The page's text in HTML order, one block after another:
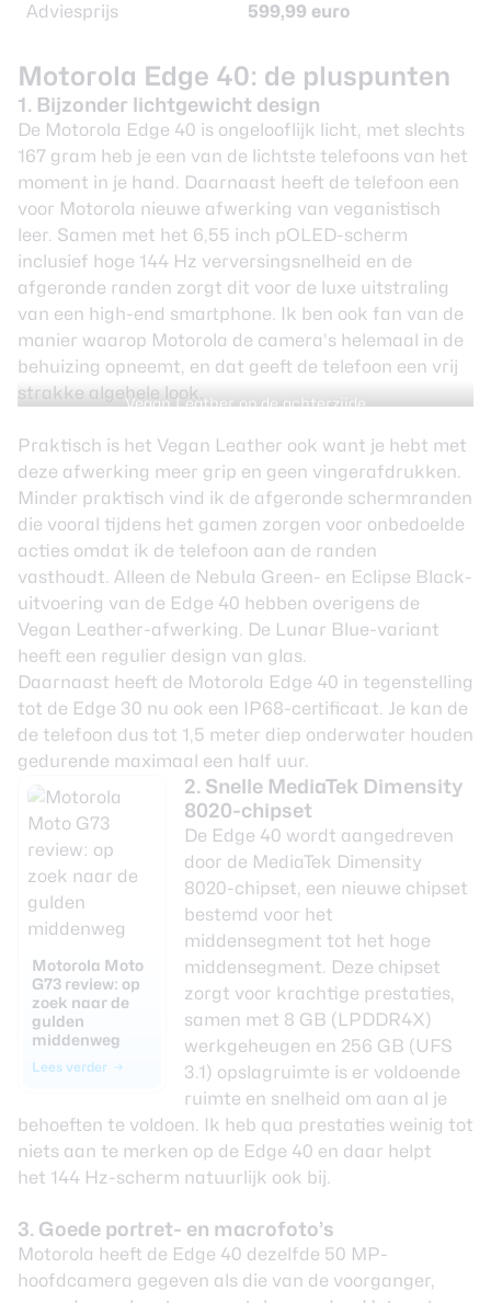
Adviesprijs 599,99 euro
Motorola Edge 40: de pluspunten
1. Bijzonder lichtgewicht design
De Motorola Edge 40 is ongelooflijk licht, met slechts
167 gram heb je een van de lichtste telefoons van het
moment in je hand. Daarnaast heeft de telefoon een
voor Motorola nieuwe afwerking van veganistisch
leer. Samen met het 6,55 inch pOLED-scherm
inclusief hoge 144 Hz verversingsnelheid en de
afgeronde randen zorgt dit voor de luxe uitstraling
van een high-end smartphone. Ik ben ook fan van de
manier waarop Motorola de camera’s helemaal in de
behuizing opneemt, en dat geeft de telefoon een vrij
strakke algehele look.Vegan Leather op de achterzijde
Praktisch is het Vegan Leather ook want je hebt met
deze afwerking meer grip en geen vingerafdrukken.
Minder praktisch vind ik de afgeronde schermranden
die vooral tijdens het gamen zorgen voor onbedoelde
acties omdat ik de telefoon aan de randen
vasthoudt. Alleen de Nebula Green- en Eclipse Black-
uitvoering van de Edge 40 hebben overigens de
Vegan Leather-afwerking. De Lunar Blue-variant
heeft een regulier design van glas.
Daarnaast heeft de Motorola Edge 40 in tegenstelling
tot de Edge 30 nu ook een IP68-certificaat. Je kan de
de telefoon dus tot 1,5 meter diep onderwater houden
gedurende maximaal een half uur.
Motorola Moto
G73 review: op
zoek naar de
gulden
middenweg
Lees verder
2. Snelle MediaTek Dimensity
8020-chipset
De Edge 40 wordt aangedreven
door de MediaTek Dimensity
8020-chipset, een nieuwe chipset
bestemd voor het
middensegment tot het hoge
middensegment. Deze chipset
zorgt voor krachtige prestaties,
samen met 8 GB (LPDDR4X)
werkgeheugen en 256 GB (UFS
3.1) opslagruimte is er voldoende
ruimte en snelheid om aan al je
behoeften te voldoen. Ik heb qua prestaties weinig tot
niets aan te merken op de Edge 40 en daar helpt
het 144 Hz-scherm natuurlijk ook bij.
3. Goede portret- en macrofoto’s
Motorola heeft de Edge 40 dezelfde 50 MP-
hoofdcamera gegeven als die van de voorganger,